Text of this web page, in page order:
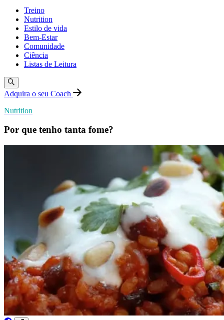
Treino
Nutrition
Estilo de vida
Bem-Estar
Comunidade
Ciência
Listas de Leitura
Adquira o seu Coach
Nutrition
Por que tenho tanta fome?